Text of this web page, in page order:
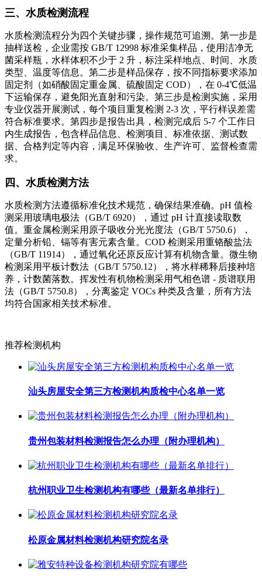
三、水质检测流程
水质检测流程分为四个关键步骤，操作规范可追溯。第一步是
抽样送检，企业需按 GB/T 12998 标准采集样品，使用洁净无
菌采样瓶，水样体积不少于 2 升，标注采样地点、时间、水质
类型、温度等信息。第二步是样品保存，按不同指标要求添加
固定剂（如硝酸固定重金属、硫酸固定 COD），在 0-4℃低温
下运输保存，避免阳光直射和污染。第三步是检测实施，采用
专业仪器开展测试，每个项目重复检测 2-3 次，平行样误差需
符合标准要求。第四步是报告出具，检测完成后 5-7 个工作日
内生成报告，包含样品信息、检测项目、标准依据、测试数
据、合格判定等内容，满足环保验收、生产许可、监督检查需
求。
四、水质检测方法
水质检测方法遵循标准化技术规范，确保结果准确。pH 值检
测采用玻璃电极法（GB/T 6920），通过 pH 计直接读取数
值。重金属检测采用原子吸收分光光度法（GB/T 5750.6），
定量分析铅、镉等有害元素含量。COD 检测采用重铬酸盐法
（GB/T 11914），通过氧化还原反应计算有机物含量。微生物
检测采用平板计数法（GB/T 5750.12），将水样稀释后接种培
养，计数菌落数。挥发性有机物检测采用气相色谱 - 质谱联用
法（GB/T 5750.8），分离鉴定 VOCs 种类及含量，所有方法
均符合国家相关技术标准。
推荐检测机构
汕头房屋安全第三方检测机构质检中心名单一览
贵州包装材料检测报告怎么办理（附办理机构）
杭州职业卫生检测机构有哪些（最新名单排行）
松原金属材料检测机构研究院名录